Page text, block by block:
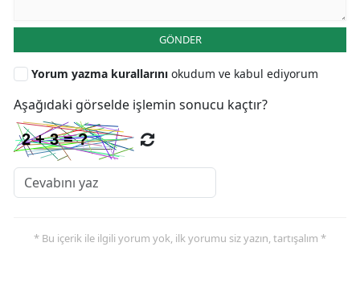
GÖNDER
Yorum yazma kurallarını okudum ve kabul ediyorum
Aşağıdaki görselde işlemin sonucu kaçtır?
* Bu içerik ile ilgili yorum yok, ilk yorumu siz yazın, tartışalım *